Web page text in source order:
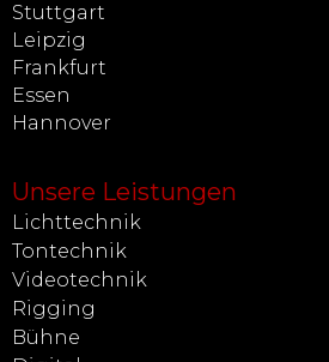
Stuttgart
Leipzig
Frankfurt
Essen
Hannover
Unsere Leistungen
Lichttechnik
Tontechnik
Videotechnik
Rigging
Bühne